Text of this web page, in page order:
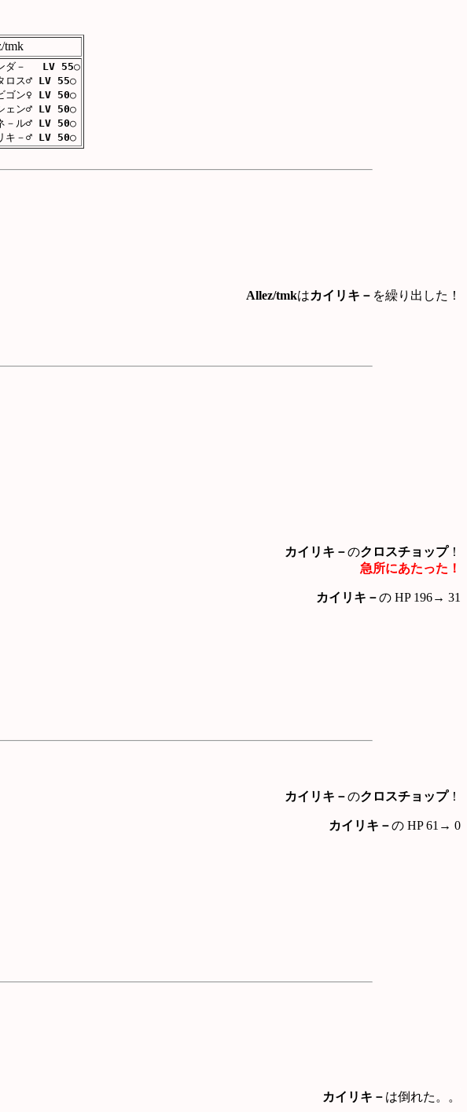
tmk
ダ－ LV 55○
ロス♂ LV 55○
ゴン♀ LV 50○
ェン♂ LV 50○
－ル♂ LV 50○
キ－♂ LV 50○
Allez/tmkはカイリキ－ を繰り出した！
カイリキ－のクロスチョップ！
急所にあたった！
カイリキ－の HP 196→ 31
カイリキ－のクロスチョップ！
カイリキ－の HP 61→ 0
カイリキ－ は倒れた。。